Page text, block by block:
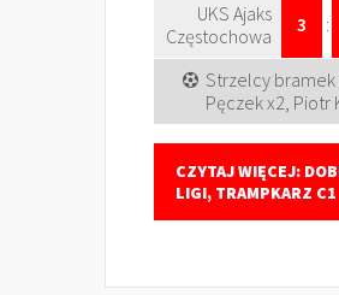
UKS Ajaks
Częstochowa
3 :
Strzelcy bramek
Pęczek x2, Piotr
CZYTAJ WIĘCEJ:
LIGI, TRAMPKARZ C1